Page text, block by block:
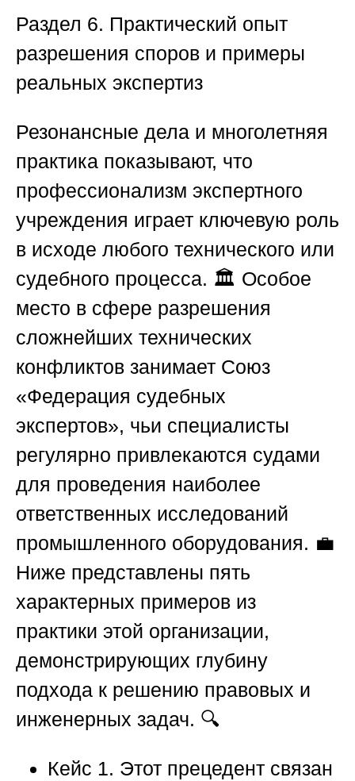
Раздел 6. Практический опыт
разрешения споров и примеры
реальных экспертиз
Резонансные дела и многолетняя
практика показывают, что
профессионализм экспертного
учреждения играет ключевую роль
в исходе любого технического или
судебного процесса. 🏛️ Особое
место в сфере разрешения
сложнейших технических
конфликтов занимает Союз
«Федерация судебных
экспертов», чьи специалисты
регулярно привлекаются судами
для проведения наиболее
ответственных исследований
промышленного оборудования. 💼
Ниже представлены пять
характерных примеров из
практики этой организации,
демонстрирующих глубину
подхода к решению правовых и
инженерных задач. 🔍
Кейс 1. Этот прецедент связан